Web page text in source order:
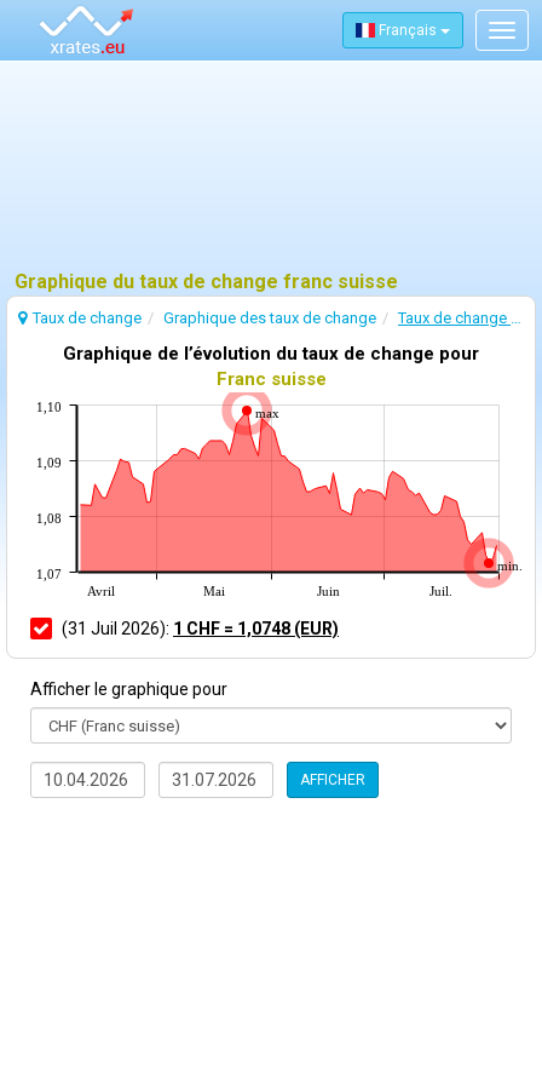
Français
Graphique du taux de change franc suisse
Taux de change Graphique des taux de change Taux de change Franc suisse
Graphique de l’évolution du taux de change pour
Franc suisse
max
min.
Avril
Mai Juin Juil.
1,07
1,08
1,09
1,10
(31 Juil 2026): 1 CHF = 1,0748 (EUR)
Afficher le graphique pour
AFFICHER